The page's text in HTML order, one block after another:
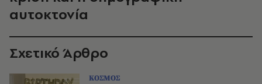
αυτοκτονία
Σχετικό Άρθρο
ΚΟΣΜΟΣ